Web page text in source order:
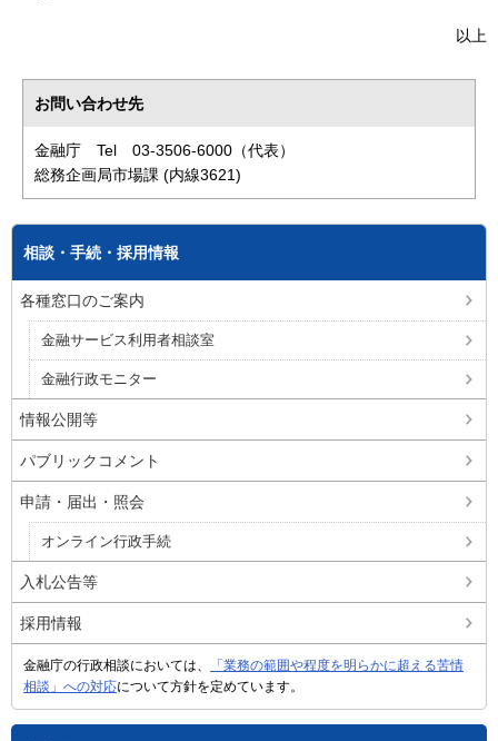
以上
お問い合わせ先
金融庁 Tel 03-3506-6000（代表）
総務企画局市場課 (内線3621)
相談・手続・採用情報
各種窓口のご案内
金融サービス利用者相談室
金融行政モニター
情報公開等
パブリックコメント
申請・届出・照会
オンライン行政手続
入札公告等
採用情報
金融庁の行政相談においては、
「業務の範囲や程度を明らかに超える苦情
相談」への対応について方針を定めています。